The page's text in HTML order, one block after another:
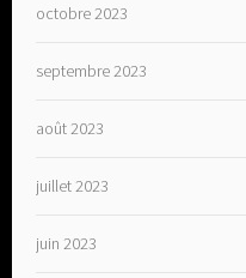
octobre 2023
septembre 2023
août 2023
juillet 2023
juin 2023